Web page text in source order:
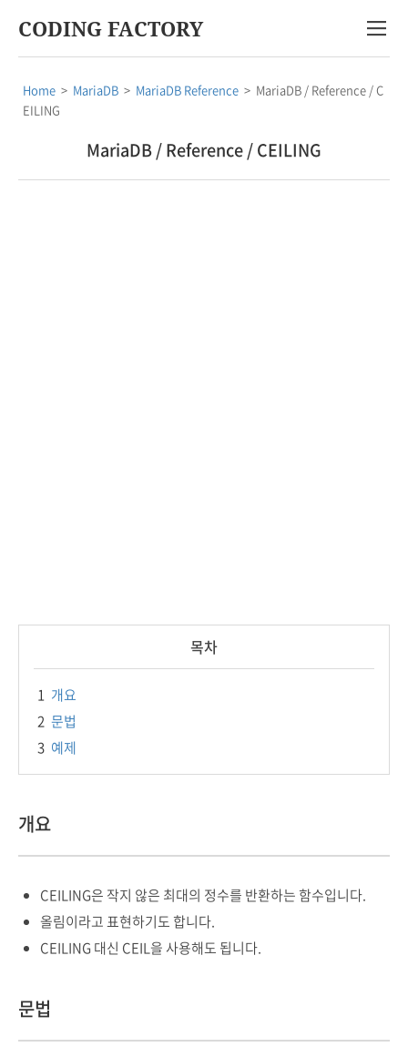
CODING FACTORY
Home > MariaDB > MariaDB Reference > MariaDB / Reference / C
EILING
MariaDB / Reference / CEILING
목차
1 개요
2 문법
3 예제
개요
CEILING은 작지 않은 최대의 정수를 반환하는 함수입니다.
올림이라고 표현하기도 합니다.
CEILING 대신 CEIL을 사용해도 됩니다.
문법